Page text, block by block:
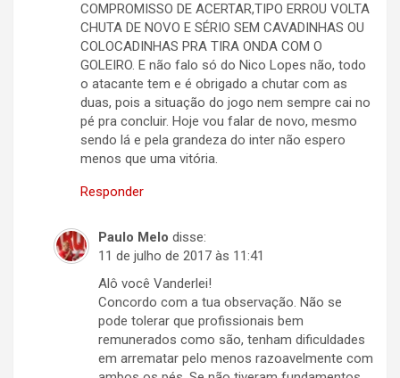
COMPROMISSO DE ACERTAR,TIPO ERROU VOLTA
CHUTA DE NOVO E SÉRIO SEM CAVADINHAS OU
COLOCADINHAS PRA TIRA ONDA COM O
GOLEIRO. E não falo só do Nico Lopes não, todo
o atacante tem e é obrigado a chutar com as
duas, pois a situação do jogo nem sempre cai no
pé pra concluir. Hoje vou falar de novo, mesmo
sendo lá e pela grandeza do inter não espero
menos que uma vitória.
Responder
Paulo Melo disse:
11 de julho de 2017 às 11:41
Alô você Vanderlei!
Concordo com a tua observação. Não se
pode tolerar que profissionais bem
remunerados como são, tenham dificuldades
em arrematar pelo menos razoavelmente com